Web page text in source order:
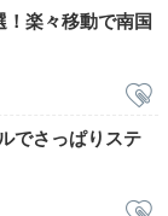
！楽々移動で南国
でさっぱりステ